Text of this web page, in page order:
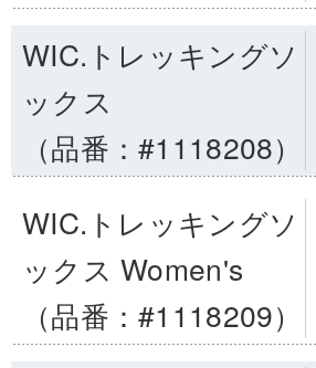
WIC.トレッキングソ
ックス
（品番：#1118208）
WIC.トレッキングソ
ックス Women's
（品番：#1118209）